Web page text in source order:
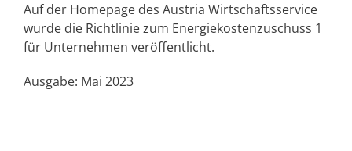
NEWS
Auf der Homepage des Austria Wirtschaftsservice
wurde die Richtlinie zum Energiekostenzuschuss 1
für Unternehmen veröffentlicht.
Ausgabe: Mai 2023